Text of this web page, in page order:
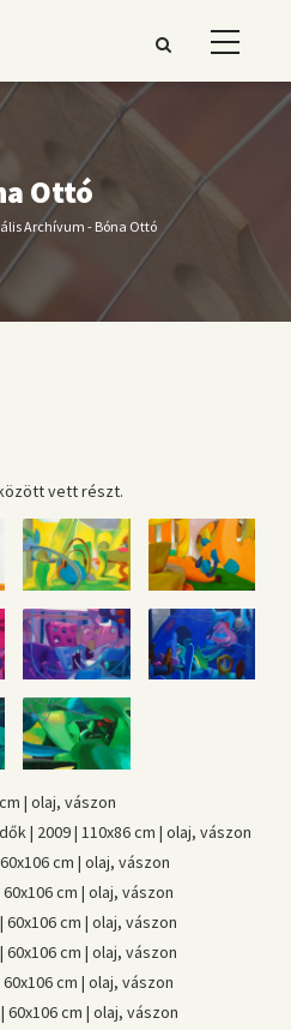
Ottó
Archívum- Bóna Ottó
vett részt.
| olaj, vászon
| 2009 | 110x86 cm | olaj, vászon
cm | olaj, vászon
cm | olaj, vászon
60x106 cm | olaj, vászon
60x106 cm | olaj, vászon
cm | olaj, vászon
60x106 cm | olaj, vászon